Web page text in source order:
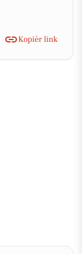
Kopiér link